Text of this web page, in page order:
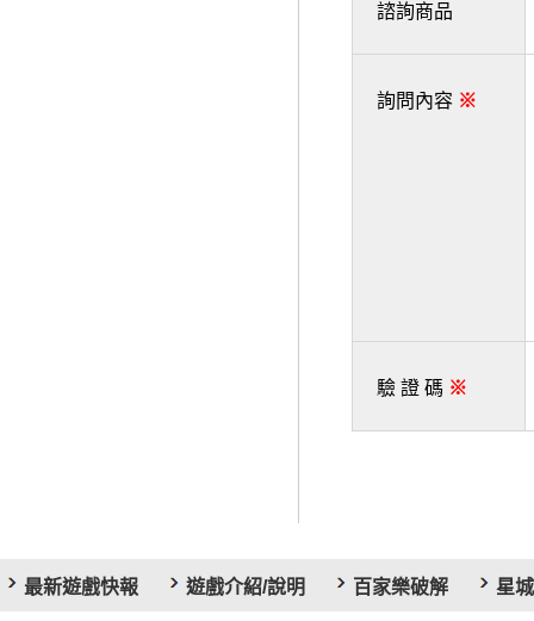
諮詢商品
詢問內容 ※
驗 證 碼 ※
最新遊戲快報 遊戲介紹/說明 百家樂破解 星